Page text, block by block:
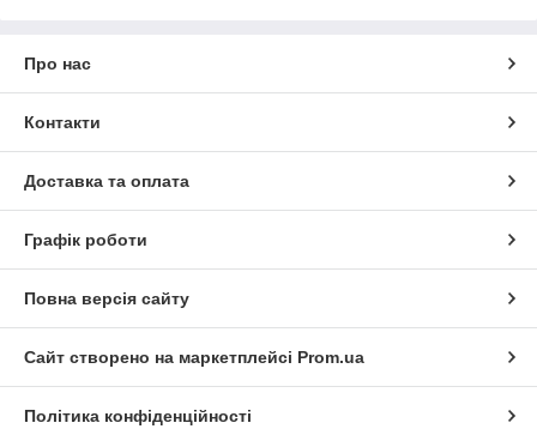
Про нас
Контакти
Доставка та оплата
Графік роботи
Повна версія сайту
Сайт створено на маркетплейсі Prom.ua
Політика конфіденційності